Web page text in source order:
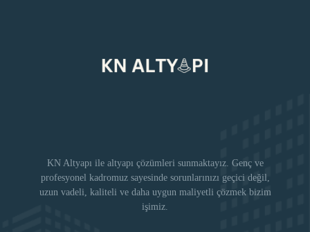
KN Altyapı ile altyapı çözümleri sunmaktayız. Genç ve
profesyonel kadromuz sayesinde sorunlarınızı geçici değil,
uzun vadeli, kaliteli ve daha uygun maliyetli çözmek bizim
işimiz.